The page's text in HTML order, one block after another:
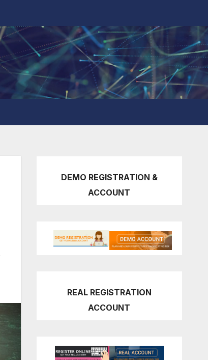
DEMO REGISTRATION &
ACCOUNT
REAL REGISTRATION
ACCOUNT